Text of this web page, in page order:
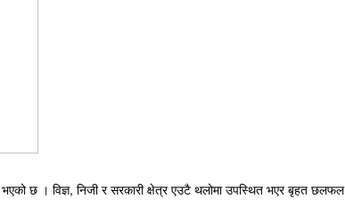
छ । विज्ञ, निजी र सरकारी क्षेत्र एउटै थलोमा उपस्थित भएर बृहत छलफल